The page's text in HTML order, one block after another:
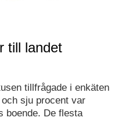
till landet
tillfrågade i enkäten
sju procent var
boende. De flesta